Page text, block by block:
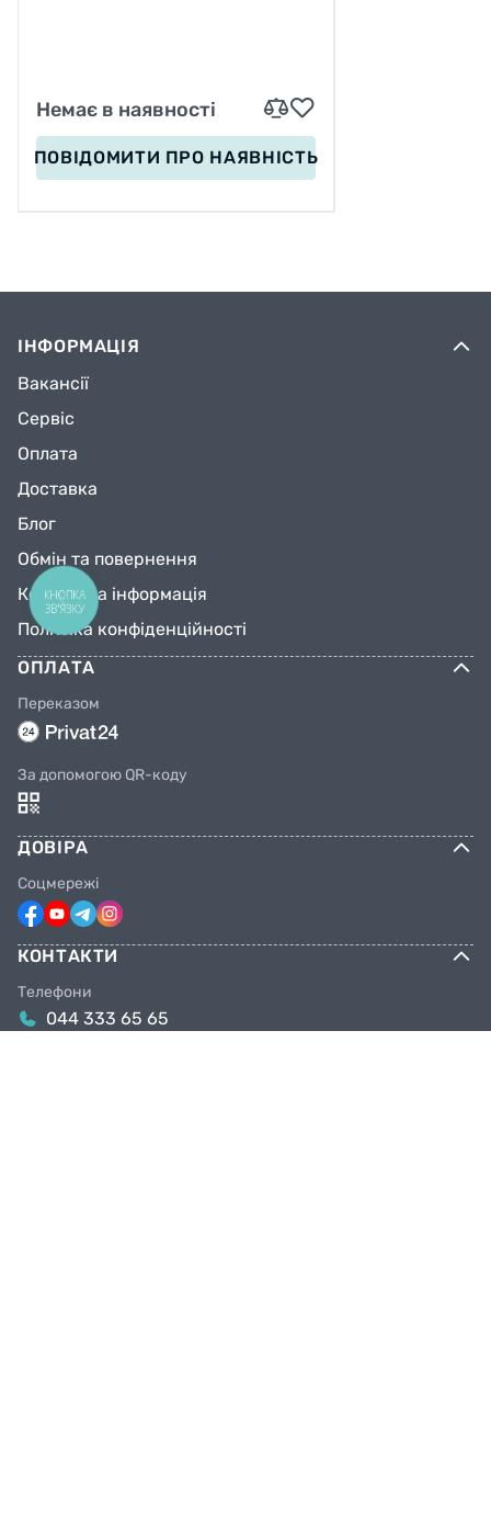
Немає в наявності
ПОВІДОМИТИ ПРО НАЯВНІСТЬ
ІНФОРМАЦІЯ
Вакансії
Сервіс
Оплата
Доставка
Блог
Обмін та повернення
Контактна інформація
Політика конфіденційності
ОПЛАТА
Переказом
За допомогою QR-коду
ДОВІРА
Соцмережі
КОНТАКТИ
Телефони
044 333 65 65
КНОПКА
ЗВ'ЯЗКУ